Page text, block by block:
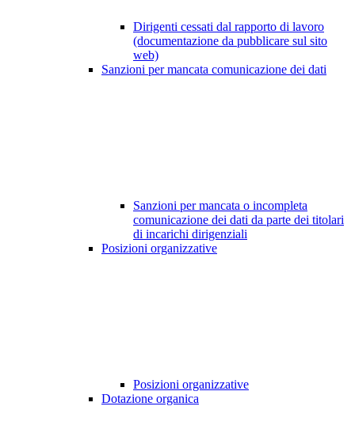
Dirigenti cessati dal rapporto di lavoro
(documentazione da pubblicare sul sito
web)
Sanzioni per mancata comunicazione dei dati
Sanzioni per mancata o incompleta
comunicazione dei dati da parte dei titolari
di incarichi dirigenziali
Posizioni organizzative
Posizioni organizzative
Dotazione organica